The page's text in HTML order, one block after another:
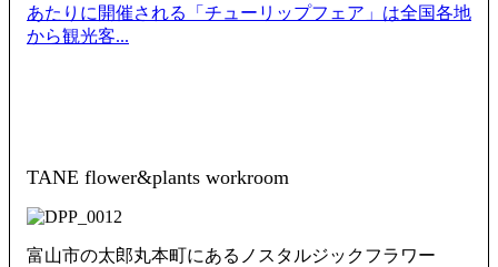
あたりに開催される「チューリップフェア」は全国各地
から観光客...
TANE flower&plants workroom
富山市の太郎丸本町にあるノスタルジックフラワー